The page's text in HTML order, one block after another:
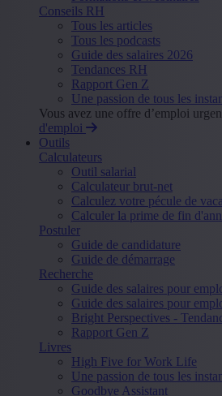
Conseils RH
Tous les articles
Tous les podcasts
Guide des salaires 2026
Tendances RH
Rapport Gen Z
Une passion de tous les
Vous avez une offre d’emploi
d'emploi
Outils
Calculateurs
Outil salarial
Calculateur brut-net
Calculez votre pécule de
Calculer la prime de fin
Postuler
Guide de candidature
Guide de démarrage
Recherche
Guide des salaires pour
Guide des salaires pour
Bright Perspectives -
Rapport Gen Z
Livres
High Five for Work Life
Une passion de tous les
Goodbye Assistant